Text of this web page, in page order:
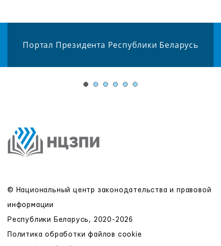
Портал Президента Республики Беларусь
© Национальный центр законодательства и правовой
информации
Республики Беларусь, 2020-2026
Политика обработки файлов cookie